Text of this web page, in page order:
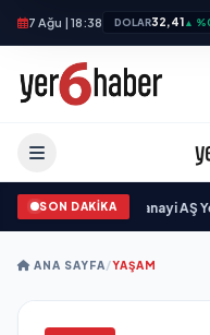
7 Ağu | 18:38 DOLAR32,41▲
SON DAKİKA
Savunma Sanayi AŞ
ANA SAYFA/YAŞAM